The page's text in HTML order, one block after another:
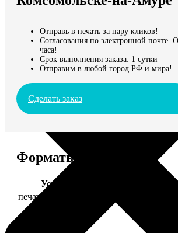
Отправь в печать за пару кликов!
Согласования по электронной почте.
часа!
Срок выполнения заказа: 1 сутки
Отправим в любой город РФ и мира!
Сделать заказ
Форматы и цены
Услуга
печать фото 20х20